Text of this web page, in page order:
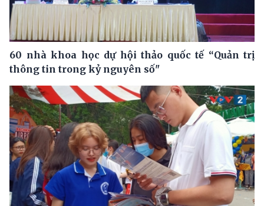
60 nhà khoa học dự hội thảo quốc tế “Quản trị
thông tin trong kỷ nguyên số"